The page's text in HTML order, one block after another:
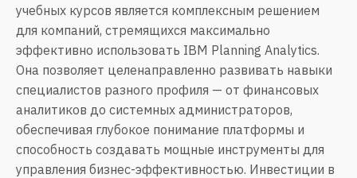
учебных курсов является комплексным решением
для компаний, стремящихся максимально
эффективно использовать IBM Planning Analytics.
Она позволяет целенаправленно развивать навыки
специалистов разного профиля — от финансовых
аналитиков до системных администраторов,
обеспечивая глубокое понимание платформы и
способность создавать мощные инструменты для
управления бизнес-эффективностью. Инвестиции в